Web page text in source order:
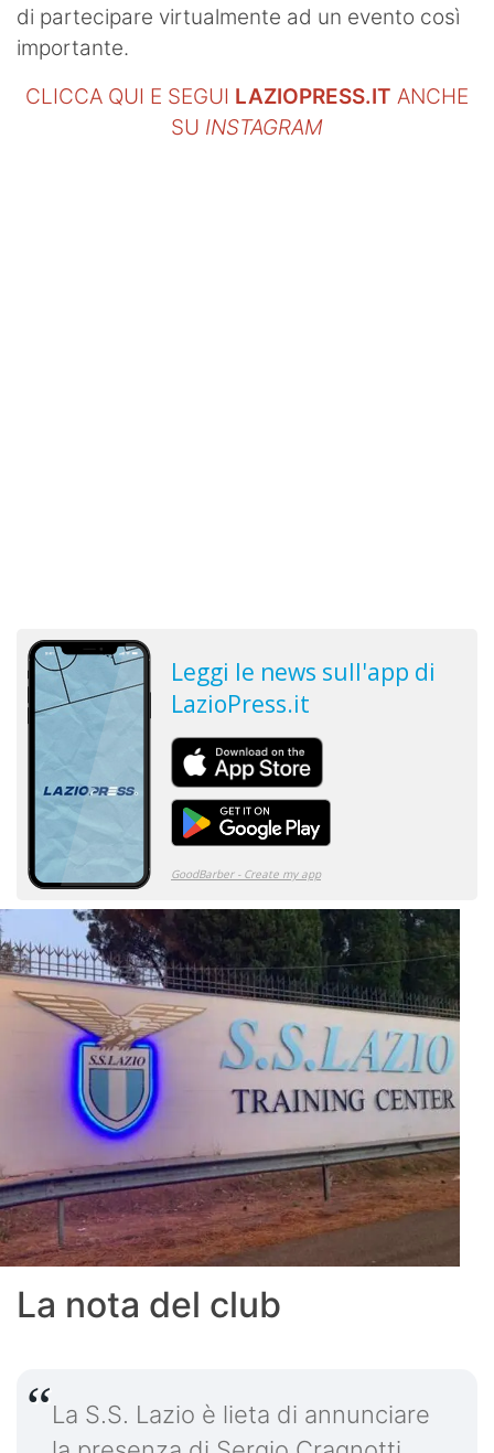
di partecipare virtualmente ad un evento così
importante.
CLICCA QUI E SEGUI LAZIOPRESS.IT ANCHE
SU INSTAGRAM
La nota del club
La S.S. Lazio è lieta di annunciare